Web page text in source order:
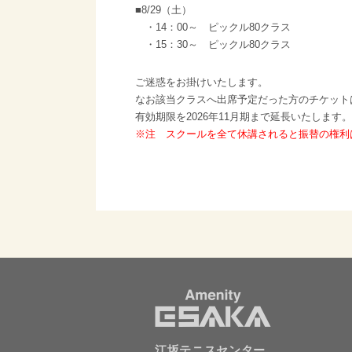
■8/29（土）
・14：00～ ピックル80クラス
・15：30～ ピックル80クラス
ご迷惑をお掛けいたします。
なお該当クラスへ出席予定だった方のチケット
有効期限を2026年11月期まで延長いたします。
※注 スクールを全て休講されると振替の権利